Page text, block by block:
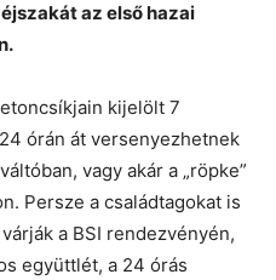
az első hazai
kijelölt 7
órán át versenyezhetnek
vagy akár a „röpke”
Persze a családtagokat is
a BSI rendezvényén,
együttlét, a 24 órás